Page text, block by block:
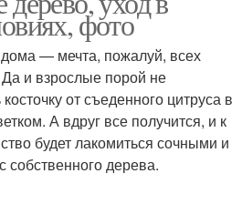
фото
— мечта, пожалуй, всех
и взрослые порой не
от съеденного цитруса в
А вдруг все получится, и к
будет лакомиться сочными и
дерева.